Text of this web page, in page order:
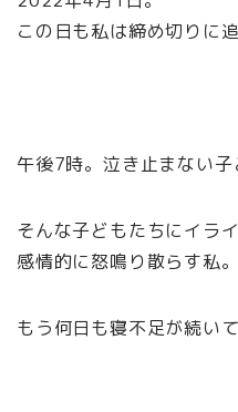
この日も私は締め切りに
午後7時。泣き止まない子
そんな子どもたちにイライ
感情的に怒鳴り散らす私。
もう何日も寝不足が続い